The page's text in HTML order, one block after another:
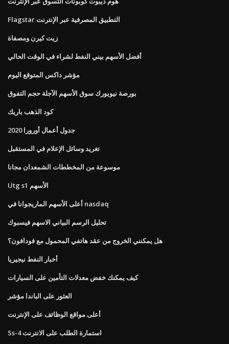
Flagstar التطبيق المصرفية عبر الإنترنت
زيت كيرن ومصفاة
أفضل الأسهم بيني النفط لشراء في الوقت الحالي
مؤشر داكس المتوقع اليوم
بورصة نيويورك سوق الأسهم الآجلة حجم التفوق
كود الذهب باريك
جدول أعمال أورورا 2020
تغريد وسائل الإعلام في المستقبل
موسوعة من المخططات الشمعدان مجانا
Utg s1 الأسهم
أعلى الأسهم الماريجوانا في nasdaq
تحليل الرسم البياني الاسهم فيسبوك
هل يمكنني الخروج من عقد هاتفي المحمول مع فودافون؟
أخبار النفط نيجيريا
كيف يمكنك خفض معدلات التأمين على السيارات
العثور على الباندا مؤشر
أعلى مواقع الوظائف على الإنترنت
Ss-4 استمارة الطلب على الانترنت